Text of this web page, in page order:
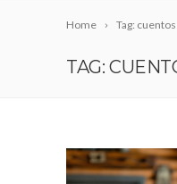
Home Tag: cuentos
TAG: